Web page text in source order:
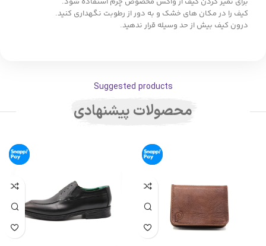
کیف را در مکان های خشک و به دور از رطوبت نگهداری کنید.
درون کیف بیش از حد وسیله قرار ندهید.
Suggested products
محصولات پیشنهادی